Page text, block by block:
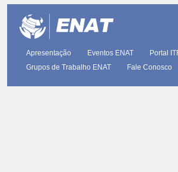
documento
Apresentação Eventos ENAT Portal
Grupos de Trabalho ENAT
Fale Conosco